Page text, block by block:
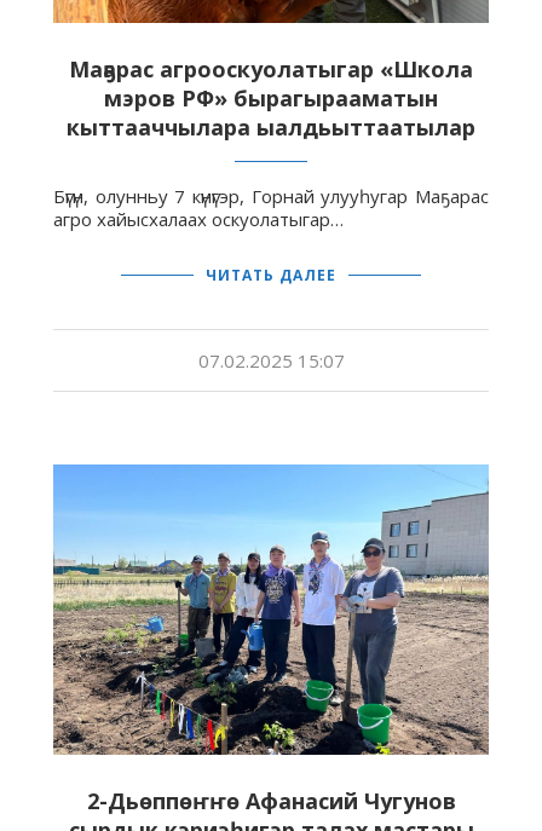
Маҕарас агрооскуолатыгар «Школа
мэров РФ» бырагырааматын
кыттааччылара ыалдьыттаатылар
Бүгүн, олунньу 7 күнүгэр, Горнай улууһугар Маҕарас
агро хайысхалаах оскуолатыгар…
ЧИТАТЬ ДАЛЕЕ
07.02.2025 15:07
2-Дьөппөҥҥө Афанасий Чугунов